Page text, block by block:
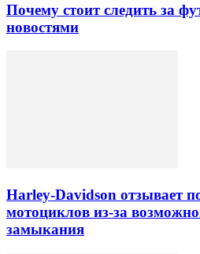
Почему стоит следить за
новостями
Harley-Davidson отзывает
мотоциклов из-за
замыкания